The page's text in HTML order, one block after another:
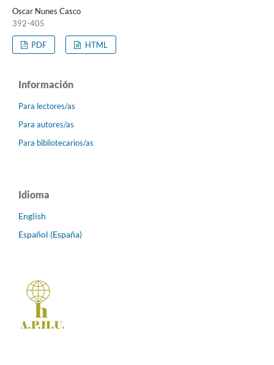
Oscar Nunes Casco
392-405
PDF HTML
Información
Para lectores/as
Para autores/as
Para bibliotecarios/as
Idioma
English
Español (España)